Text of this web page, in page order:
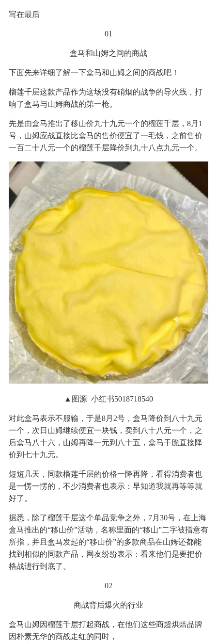
写在最后
01
盒马和山姆之间的商战
下面先来详细了解一下盒马和山姆之间的商战吧！
榴莲千层这款产品作为这场没有硝烟的战争的导火线，打
响了盒马与山姆商战的第一枪。
先是由盒马推出了移山价九十九元一个的榴莲千层，8月1
号，山姆应战直接比盒马的售价便宜了一毛钱，之前售价
一百二十八元一个的榴莲千层降价到九十八点九元一个。
▲图源 小红书5018718540
对此盒马表示不服输，于是8月2号，盒马降价到八十九元
一个，次日山姆继续便宜一块钱，卖到八十八元一个，之
后盒马八十六，山姆再降一元到八十五，盒马干脆直接降
价到七十九元。
短短几天，同款榴莲千层的价格一降再降，看得消费者也
是一愣一愣的，不少消费者也表示：早知道我就再等等就
好了。
据悉，除了榴莲千层这个单品竞争之外，7月30号，在上海
盒马推出的“移山价”活动，名称里面的“移山”二字被指意有
所指，并且盒马发起的“移山价”的多款商品在山姆还都能
找到相似的同款产品，网友纷纷表示：看来他们是要把价
格战进行到底了。
02
商战背后爆火的行业
盒马山姆因榴莲千层打起商战，在他们这些商超烘焙品牌
因朴素无华的商战走红的同时，